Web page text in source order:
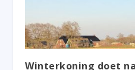
Winterkoning doet